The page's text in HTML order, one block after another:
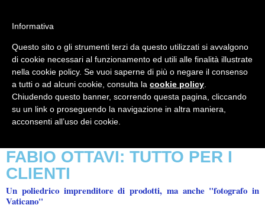
Mondo Italiano nel Mondo
LE INTERVISTE SONO AGLI ITALIANI CHE
RICOPRONO RUOLI ISTITUZIONALI, A
QUELLI CHE RAPPRESENTANO LA
SOCIETÀ E A CHI È UN "COMUNE
CITTADINO" ...
PER TUTTO QUESTO SIAMO "ORGOGLIOSI
DI ESSERE ITALIANI"
FABIO OTTAVI: TUTTO PER I
CLIENTI
Un poliedrico imprenditore di prodotti, ma anche "fotografo in
Vaticano"
Informativa
Questo sito o gli strumenti terzi da questo utilizzati si avvalgono
di cookie necessari al funzionamento ed utili alle finalità illustrate
nella cookie policy. Se vuoi saperne di più o negare il consenso
a tutti o ad alcuni cookie, consulta la cookie policy
Chiudendo questo banner, scorrendo questa pagina, cliccando
su un link o proseguendo la navigazione in altra maniera,
acconsenti all’uso dei cookie.